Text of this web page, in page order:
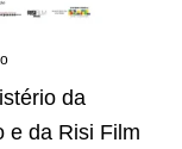
da
e da Risi Film